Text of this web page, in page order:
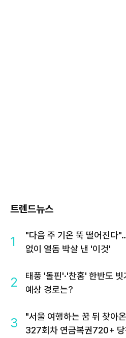
트렌드뉴스
1
"다음 주 기온 뚝 떨어진다
없이 열돔 박살 낸 '이것'
2
태풍 '돌핀'·'찬홈' 한반도
예상 경로는?
3
"서울 여행하는 꿈 뒤 찾아
327회차 연금복권720+ 당